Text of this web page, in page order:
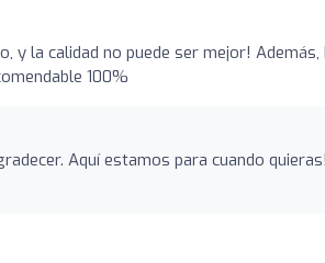
y la calidad no puede ser mejor! Además,
100%
Aquí estamos para cuando